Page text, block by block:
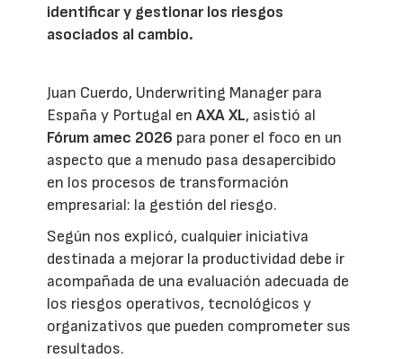
identificar y gestionar los riesgos
asociados al cambio.
Juan Cuerdo, Underwriting Manager para
España y Portugal enAXA XL, asistió al
Fórum amec 2026 para poner el foco en un
aspecto que a menudo pasa desapercibido
en los procesos de transformación
empresarial: la gestión del riesgo.
Según nos explicó, cualquier iniciativa
destinada a mejorar la productividad debe ir
acompañada de una evaluación adecuada de
los riesgos operativos, tecnológicos y
organizativos que pueden comprometer sus
resultados.